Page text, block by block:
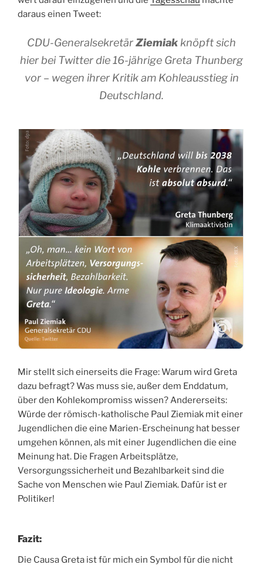
daraus einen Tweet:
CDU-GeneralsekretärZiemiak knöpft sich
hier bei Twitter die 16-jährige Greta Thunberg
vor – wegen ihrer Kritik am Kohleausstieg in
Deutschland.
Mir stellt sich einerseits die Frage: Warum wird Greta
dazu befragt? Was muss sie, außer dem Enddatum,
über den Kohlekompromiss wissen? Andererseits:
Würde der römisch-katholische Paul Ziemiak mit einer
Jugendlichen die eine Marien-Erscheinung hat besser
umgehen können, als mit einer Jugendlichen die eine
Meinung hat. Die Fragen Arbeitsplätze,
Versorgungssicherheit und Bezahlbarkeit sind die
Sache von Menschen wie Paul Ziemiak. Dafür ist er
Politiker!
Fazit:
Die Causa Greta ist für mich ein Symbol für die nicht